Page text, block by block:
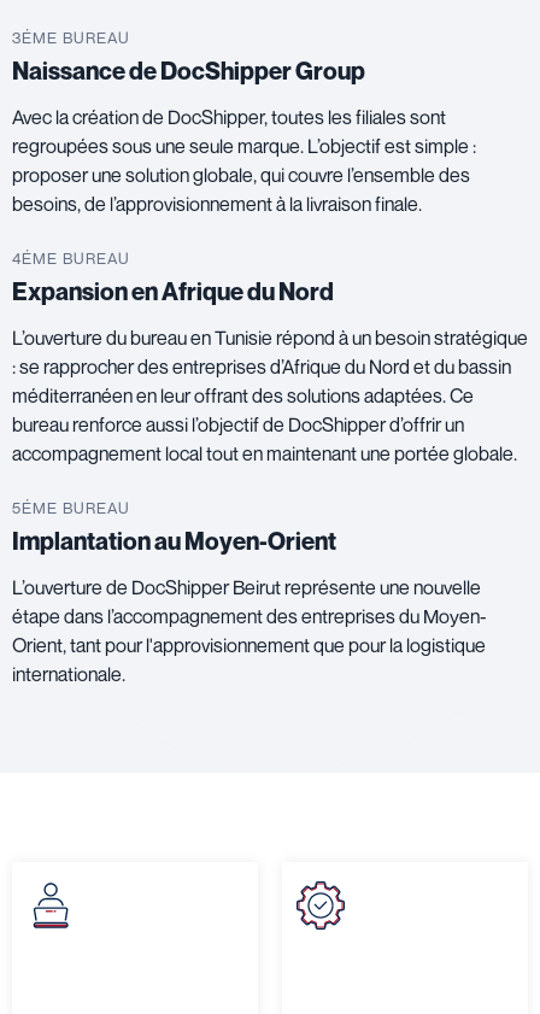
3ÉME BUREAU
Naissance de DocShipper Group
Avec la création de DocShipper, toutes les filiales sont
regroupées sous une seule marque. L’objectif est simple :
proposer une solution globale, qui couvre l’ensemble des
besoins, de l’approvisionnement à la livraison finale.
4ÉME BUREAU
Expansion en Afrique du Nord
L’ouverture du bureau en Tunisie répond à un besoin stratégique
: se rapprocher des entreprises d’Afrique du Nord et du bassin
méditerranéen en leur offrant des solutions adaptées. Ce
bureau renforce aussi l’objectif de DocShipper d’offrir un
accompagnement local tout en maintenant une portée globale.
5ÉME BUREAU
Implantation au Moyen-Orient
L’ouverture de DocShipper Beirut représente une nouvelle
étape dans l’accompagnement des entreprises du Moyen-
Orient, tant pour l'approvisionnement que pour la logistique
internationale.